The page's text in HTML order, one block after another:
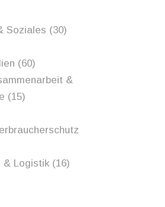
Soziales (30)
(60)
&
(15)
& Logistik(16)